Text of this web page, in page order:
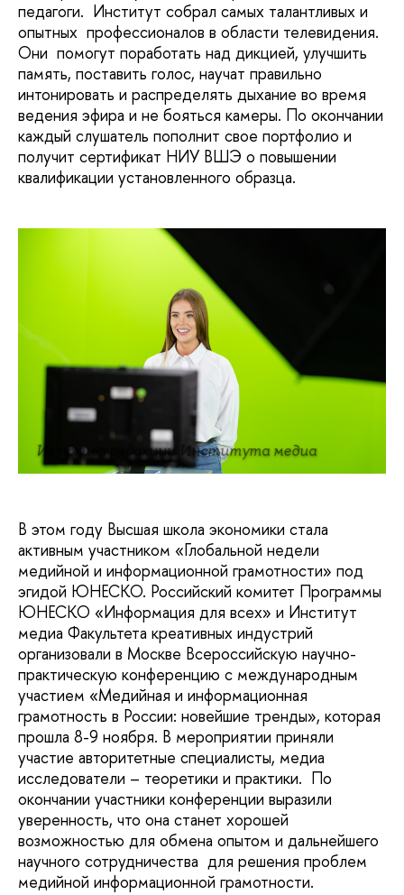
педагоги. Институт собрал самых талантливых и
опытных профессионалов в области телевидения.
Они помогут поработать над дикцией, улучшить
память, поставить голос, научат правильно
интонировать и распределять дыхание во время
ведения эфира и не бояться камеры. По окончании
каждый слушатель пополнит свое портфолио и
получит сертификат НИУ ВШЭ о повышении
квалификации установленного образца.
Из архива редакции Института медиа
В этом году Высшая школа экономики стала
активным участником «Глобальной недели
медийной и информационной грамотности» под
эгидой ЮНЕСКО. Российский комитет Программы
ЮНЕСКО «Информация для всех» и Институт
медиа Факультета креативных индустрий
организовали в Москве Всероссийскую научно-
практическую конференцию с международным
участием «Медийная и информационная
грамотность в России: новейшие тренды», которая
прошла 8-9 ноября. В мероприятии приняли
участие авторитетные специалисты, медиа
исследователи – теоретики и практики. По
окончании участники конференции выразили
уверенность, что она станет хорошей
возможностью для обмена опытом и дальнейшего
научного сотрудничества для решения проблем
медийной информационной грамотности.